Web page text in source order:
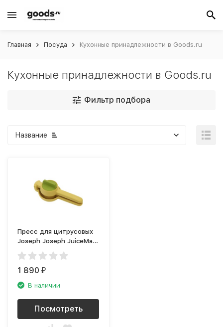
Главная Посуда Кухонные принадлежности в Goods.ru
Кухонные принадлежности в Goods.ru
Фильтр подбора
Название
Пресс для цитрусовых
Joseph Joseph JuiceMax
20171
1 890₽
В наличии
Посмотреть